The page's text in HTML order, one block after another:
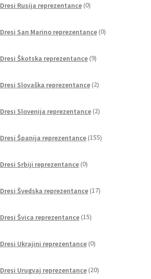
Dresi Rusija reprezentance 0izdelkov
Dresi San Marino reprezentance 0izdelkov
Dresi Škotska reprezentance 9izdelkov
Dresi Slovaška reprezentance 2izdelka
Dresi Slovenija reprezentance 2izdelka
Dresi Španija reprezentance 155izdelkov
Dresi Srbiji reprezentance 0izdelkov
Dresi Švedska reprezentance 17izdelkov
Dresi Švica reprezentance 15izdelkov
Dresi Ukrajini reprezentance 0izdelkov
Dresi Urugvaj reprezentance 20izdelkov